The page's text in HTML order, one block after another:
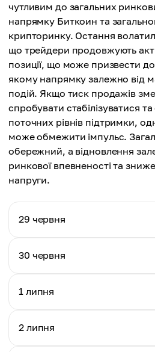
чутливим до загальних
напрямку Биткоин та
крипторинку. Остання
що трейдери продовжують
позиції, що може призвести до
якому напрямку залежно від
подій. Якщо тиск продажів
спробувати стабілізуватися
поточних рівнів підтримки,
може обмежити імпульс.
обережний, а відновлення
ринкової впевненості та
напруги.
29 червня
Price (USD)
Daily % Change
30 червня
Price (USD)
Daily % Change
1 липня
Price (USD)
2 липня